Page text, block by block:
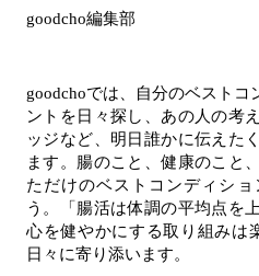
goodcho編集部
goodchoでは、自分のベストコ
ントを日々探し、あの人の考
ッジなど、明日誰かに伝えた
ます。腸のこと、健康のこと
ただけのベストコンディシ
う。「腸活は体調の平均点を
心を健やかにする取り組みは
日々に寄り添います。